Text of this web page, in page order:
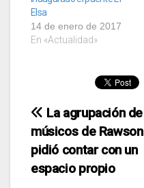
Elsa
14 de enero de 2017
En «Actualidad»
Navegación
de
entradas
La agrupación de
músicos de Rawson
pidió contar con un
espacio propio